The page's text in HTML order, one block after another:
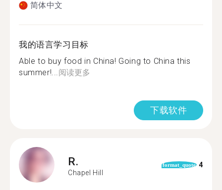
简体中文
我的语言学习目标
Able to buy food in China! Going to China this
summer!...阅读更多
下载软件
R.
Chapel Hill
format_quote 4